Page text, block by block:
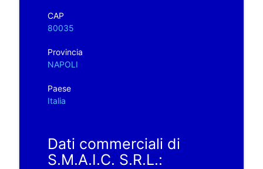
CAP
80035
Provincia
NAPOLI
Paese
Italia
Dati commerciali di
S.M.A.I.C. S.R.L.: